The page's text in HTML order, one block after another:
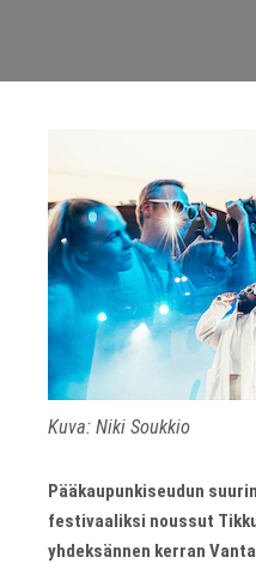
Kuva: Niki Soukkio
Pääkaupunkiseudun
festivaaliksi noussut
yhdeksännen kerran